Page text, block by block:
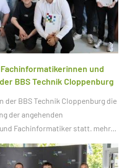
und
BBS Technik Cloppenburg
der BBS Technik Cloppenburg die
der angehenden
Fachinformatiker statt. mehr...